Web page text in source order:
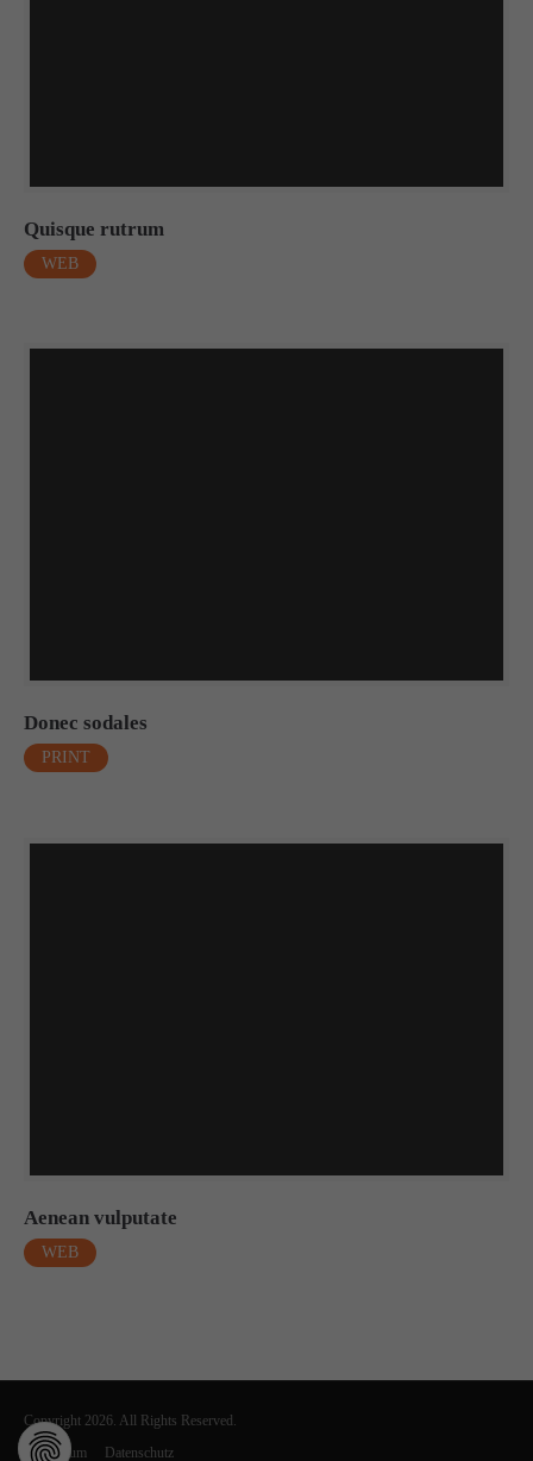
Quisque rutrum
WEB
Donec sodales
PRINT
Aenean vulputate
WEB
Copyright 2026. All Rights Reserved.
Impressum
Datenschutz